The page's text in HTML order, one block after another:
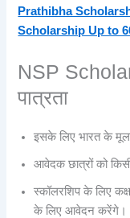
Prathibha
Scholarship Up to
NSP
पात्रता
इसके लिए भारत के मूल
आवेदक छात्रों को किसी
स्कॉलरशिप के लिए
के लिए आवेदन करेंगे।